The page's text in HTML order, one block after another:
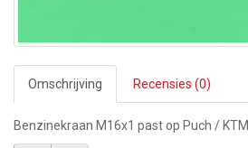
Omschrijving Recensies (0)
Benzinekraan M16x1 past op Puch / KTM